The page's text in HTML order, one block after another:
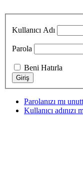
Kullanıcı Adı
Parola
Beni Hatırla
Parolanızı mı
Kullanıcı adınızı